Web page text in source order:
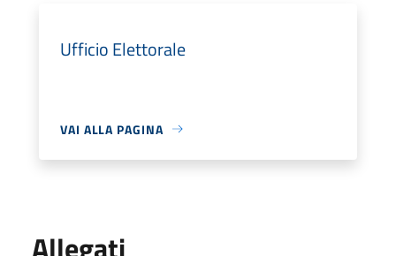
Ufficio Elettorale
VAI ALLA PAGINA